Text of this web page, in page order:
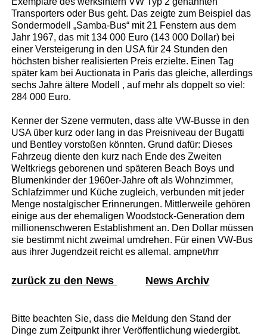
Transporters oder Bus geht. Das zeigte zum Beispiel das
Sondermodell „Samba-Bus“ mit 21 Fenstern aus dem
Jahr 1967, das mit 134 000 Euro (143 000 Dollar) bei
einer Versteigerung in den USA für 24 Stunden den
höchsten bisher realisierten Preis erzielte. Einen Tag
später kam bei Auctionata in Paris das gleiche, allerdings
sechs Jahre ältere Modell , auf mehr als doppelt so viel:
284 000 Euro.
Kenner der Szene vermuten, dass alte VW-Busse in den
USA über kurz oder lang in das Preisniveau der Bugatti
und Bentley vorstoßen könnten. Grund dafür: Dieses
Fahrzeug diente den kurz nach Ende des Zweiten
Weltkriegs geborenen und späteren Beach Boys und
Blumenkinder der 1960er-Jahre oft als Wohnzimmer,
Schlafzimmer und Küche zugleich, verbunden mit jeder
Menge nostalgischer Erinnerungen. Mittlerweile gehören
einige aus der ehemaligen Woodstock-Generation dem
millionenschweren Establishment an. Den Dollar müssen
sie bestimmt nicht zweimal umdrehen. Für einen VW-Bus
aus ihrer Jugendzeit reicht es allemal. ampnet/hrr
zurück zu den News News Archiv
Bitte beachten Sie, dass die Meldung den Stand der
Dinge zum Zeitpunkt ihrer Veröffentlichung wiedergibt.